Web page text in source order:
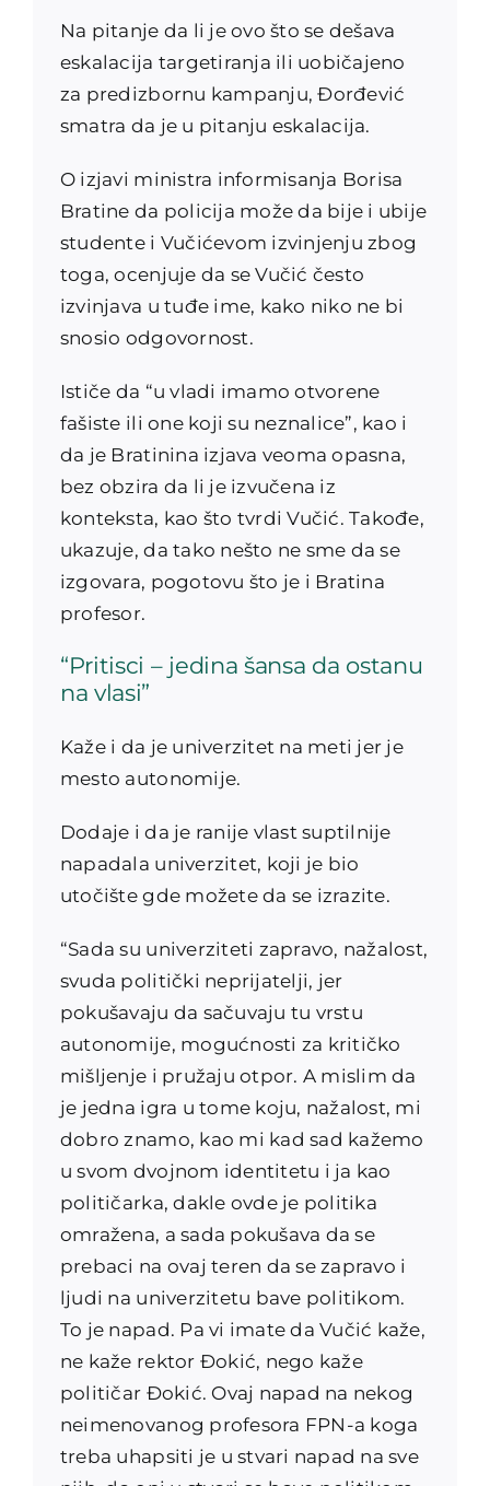
Na pitanje da li je ovo što se dešava
eskalacija targetiranja ili uobičajeno
za predizbornu kampanju, Đorđević
smatra da je u pitanju eskalacija.
O izjavi ministra informisanja Borisa
Bratine da policija može da bije i ubije
studente i Vučićevom izvinjenju zbog
toga, ocenjuje da se Vučić često
izvinjava u tuđe ime, kako niko ne bi
snosio odgovornost.
Ističe da “u vladi imamo otvorene
fašiste ili one koji su neznalice”, kao i
da je Bratinina izjava veoma opasna,
bez obzira da li je izvučena iz
konteksta, kao što tvrdi Vučić. Takođe,
ukazuje, da tako nešto ne sme da se
izgovara, pogotovu što je i Bratina
profesor.
“Pritisci – jedina šansa da ostanu
na vlasi”
Kaže i da je univerzitet na meti jer je
mesto autonomije.
Dodaje i da je ranije vlast suptilnije
napadala univerzitet, koji je bio
utočište gde možete da se izrazite.
“Sada su univerziteti zapravo, nažalost,
svuda politički neprijatelji, jer
pokušavaju da sačuvaju tu vrstu
autonomije, mogućnosti za kritičko
mišljenje i pružaju otpor. A mislim da
je jedna igra u tome koju, nažalost, mi
dobro znamo, kao mi kad sad kažemo
u svom dvojnom identitetu i ja kao
političarka, dakle ovde je politika
omražena, a sada pokušava da se
prebaci na ovaj teren da se zapravo i
ljudi na univerzitetu bave politikom.
To je napad. Pa vi imate da Vučić kaže,
ne kaže rektor Đokić, nego kaže
političar Đokić. Ovaj napad na nekog
neimenovanog profesora FPN-a koga
treba uhapsiti je u stvari napad na sve